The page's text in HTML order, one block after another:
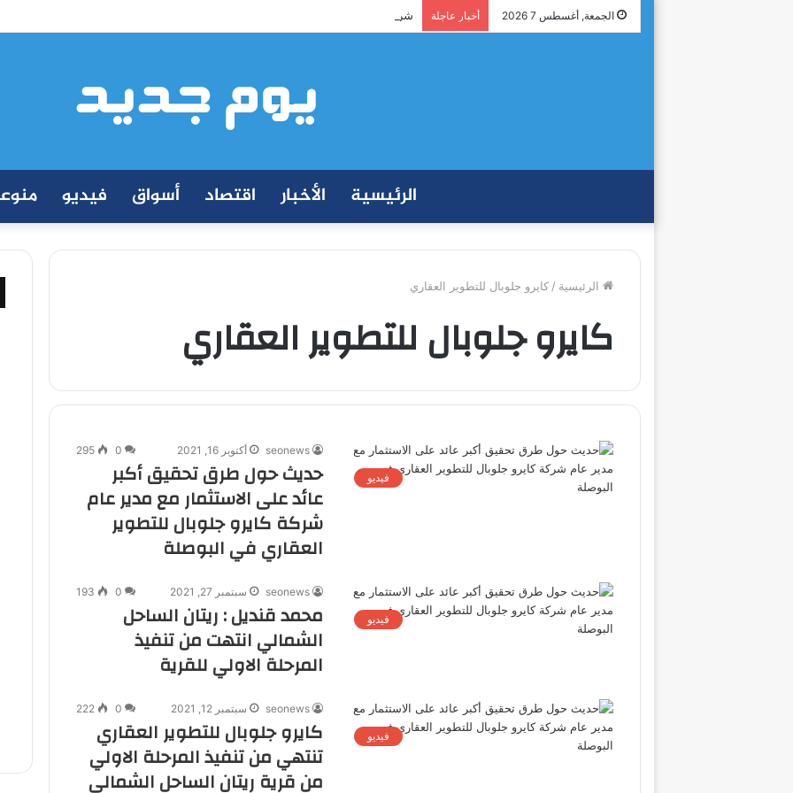
الجمعة, أغسطس 7 2026 أخبار عاجلة شراكة إيجي تاورز مع بلدينا.. قيمة مضافة تعزز نجاح المشروعات
الرئيسية الأخبار اقتصاد أسواق فيديو
الرئيسية / كايرو جلوبال للتطوير العقاري
كايرو جلوبال للتطوير العقاري
فيديو
seonews أكتوبر 16, 2021 0
295
حديث حول طرق تحقيق أكبر
عائد على الاستثمار مع مدير عام
شركة كايرو جلوبال للتطوير
العقاري في البوصلة
فيديو
seonews سبتمبر 27, 2021 0
193
محمد قنديل : ريتان الساحل
الشمالي انتهت من تنفيذ
المرحلة الاولي للقرية
فيديو
seonews سبتمبر 12, 2021 0
222
كايرو جلوبال للتطوير العقاري
تنتهي من تنفيذ المرحلة الاولي
من قرية ريتان الساحل الشمالي